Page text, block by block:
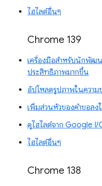
ไฮไลต์อื่นๆ
Chrome 139
เครื่องมือสำหรับนักพัฒ
ประสิทธิภาพมากขึ้น
อัปโหลดรูปภาพในควา
เพิ่มส่วนหัวของคำขอลง
ดูไฮไลต์จาก Google I/
ไฮไลต์อื่นๆ
Chrome 138